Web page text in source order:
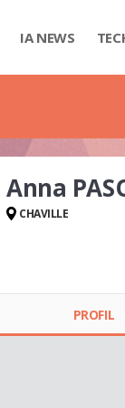
IA NEWS
Anna
CHAVILLE
PROFIL